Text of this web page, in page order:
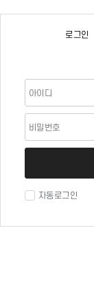
로그인
자동로그인